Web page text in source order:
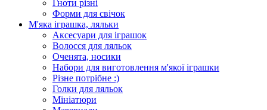
Гноти різні
Форми для свічок
М'яка іграшка, ляльки
Аксесуари для іграшок
Волосся для ляльок
Оченята, носики
Набори для виготовлення м'якої іграшки
Різне потрібне :)
Голки для ляльок
Мініатюри